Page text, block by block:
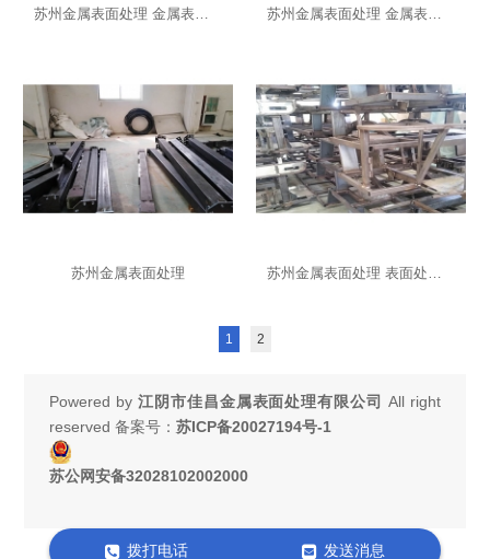
苏州金属表面处理 苏州金属表面处理 表面处理喷涂
1 2
Powered by 江阴市佳昌金属表面处理有限公司 All right
reserved 备案号： 苏ICP备20027194号-1
苏公网安备32028102002000
拨打电话 发送消息